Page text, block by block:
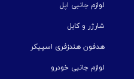
لوازم جانبی اپل
شارژر و کابل
هدفون هندزفری اسپیکر
لوازم جانبی خودرو